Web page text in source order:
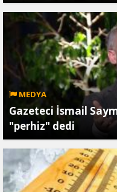
MEDYA
Gazeteci İsmail
"perhiz" dedi